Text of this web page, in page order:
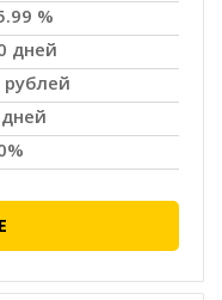
%
дней
рублей